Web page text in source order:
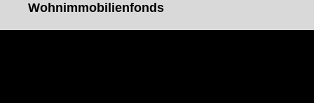
Wohnimmobilienfonds